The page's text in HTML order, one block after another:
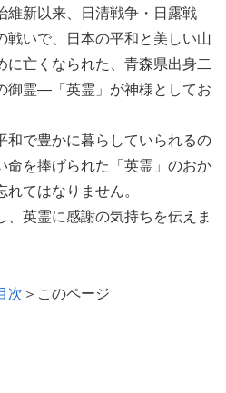
維新以来、日清戦争・日露戦
戦いで、日本の平和と美しい山
に亡くなられた、青森県出身二
御霊―「英霊」が神様としてお
和で豊かに暮らしていられるの
命を捧げられた「英霊」のおか
てはなりません。
、英霊に感謝の気持ちを伝えま
次 ＞このページ